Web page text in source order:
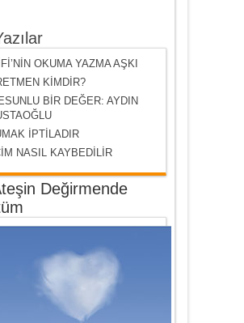
OKUMA YAZMA AŞKI
KİMDİR?
BİR DEĞER: AYDIN
İPTİLADIR
NASIL KAYBEDİLİR
Değirmende